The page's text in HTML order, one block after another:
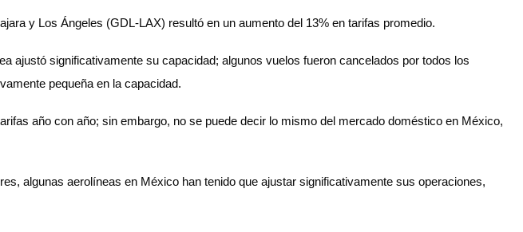
y Los Ángeles (GDL-LAX) resultó en un aumento del 13% en tarifas promedio.
ajustó significativamente su capacidad; algunos vuelos fueron cancelados por todos los
pequeña en la capacidad.
año con año; sin embargo, no se puede decir lo mismo del mercado doméstico en México,
algunas aerolíneas en México han tenido que ajustar significativamente sus operaciones,